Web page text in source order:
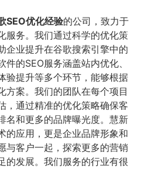
SEO优化经验的公司，致力于
服务。我们通过科学的优化策
企业提升在谷歌搜索引擎中的
的SEO服务涵盖站内优化、
验提升等多个环节，能够根据
方案。我们的团队在每个项目
，通过精准的优化策略确保客
名和更多的品牌曝光度。慧新
的应用，更是企业品牌形象和
与客户一起，探索更多的营销
的发展。我们服务的行业有很